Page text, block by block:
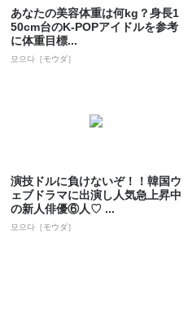
あなたの美容体重は何kg？身長1
50cm台のK-POPアイドルを参考
に体重目標...
모으다［モウダ］
演技ドルに負けないぞ！！韓国ウ
ェブドラマに出演し人気急上昇中
の新人俳優⑥人♡ ...
모으다［モウダ］